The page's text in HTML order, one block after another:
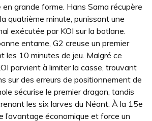
grande forme. Hans Sama récupère
quatrième minute, punissant une
exécutée par KOI sur la botlane.
entame, G2 creuse un premier
les 10 minutes de jeu. Malgré ce
parvient à limiter la casse, trouvant
sur des erreurs de positionnement de
sécurise le premier dragon, tandis
les six larves du Néant. À la 15e
l’avantage économique et force un